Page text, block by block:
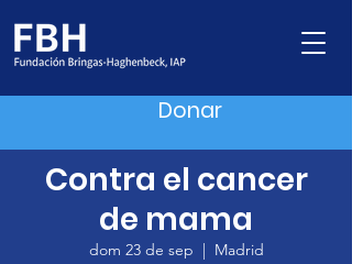
Donar
Contra el cancer
de mama
dom 23 de sep
  |
Madrid